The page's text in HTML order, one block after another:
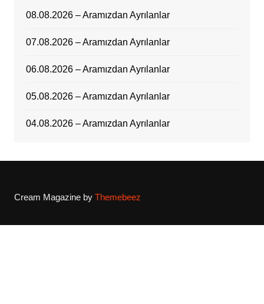
08.08.2026 – Aramızdan Ayrılanlar
07.08.2026 – Aramızdan Ayrılanlar
06.08.2026 – Aramızdan Ayrılanlar
05.08.2026 – Aramızdan Ayrılanlar
04.08.2026 – Aramızdan Ayrılanlar
Cream Magazine by Themebeez